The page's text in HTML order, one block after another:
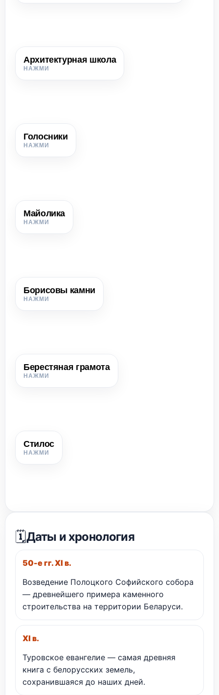
Архитектурная школа
Местная традиция строительства, отличавшаяся
Голосники
Глиняные сосуды, встроенные в стены церкви для
Майолика
Борисовы камни
Большие валуны с крестами и надписями, связанные с
Берестяная грамота
Берестяная грамота
Письмо или запись на коре берёзы.
Стилос
🗓️Даты и хронология
50-е гг. XI в.
Возведение Полоцкого Софийского собора
— древнейшего примера каменного
строительства на территории Беларуси.
XI в.
Туровское евангелие — самая древняя
книга с белорусских земель,
сохранившаяся до наших дней.